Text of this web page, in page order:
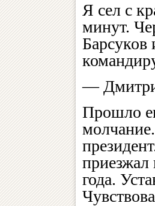
Я сел с
минут.
Барсуков
—
Прошло
года.